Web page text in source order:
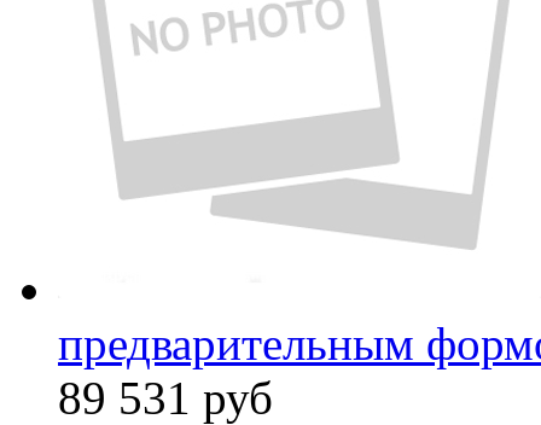
предварительным
89 531 руб